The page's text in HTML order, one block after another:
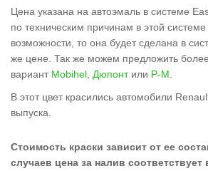
Цена указана на автоэмаль в системе
по техническим причинам в этой системе
возможности, то она будет сделана в
же цене. Так же можем предложить
вариант Mobihel Дюпонтили Р-М
В этот цвет красились автомобили
выпуска.
Стоимость краски зависит от ее
случаев цена за налив